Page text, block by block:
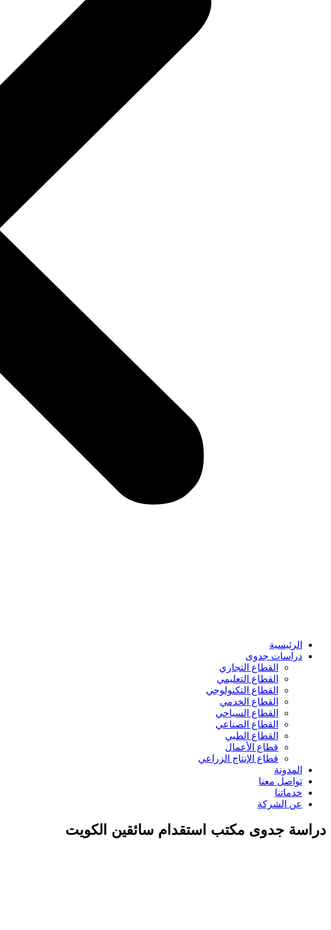
الرئيسية
دراسات جدوى
القطاع التجاري
القطاع التعليمي
القطاع التكنولوجي
القطاع الخدمي
القطاع السياحي
القطاع الصناعي
القطاع الطبي
قطاع الأعمال
قطاع الإنتاج الزراعي
المدونة
تواصل معنا
خدماتنا
عن الشركة
دراسة جدوى مكتب استقدام سائقين الكويت